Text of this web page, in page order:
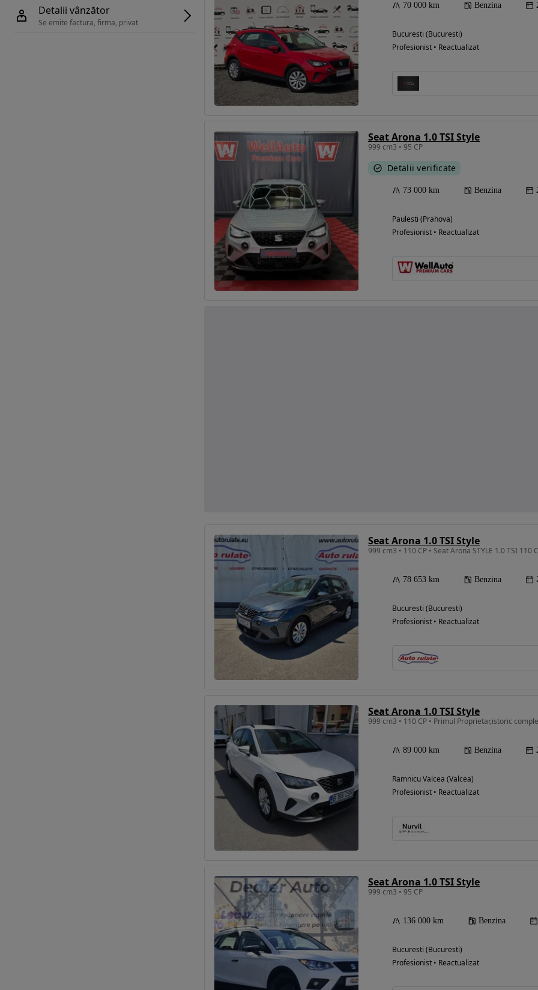
Detalii vânzător
Se emite factura, firma, privat
70 000 km Benzina
Bucuresti (Bucuresti)
Profesionist • Reactualizat
Seat Arona 1.0 TSI Style
999 cm3 • 95 CP
Detalii verificate
73 000 km Benzina
Paulesti (Prahova)
Profesionist • Reactualizat
Seat Arona 1.0 TSI Style
999 cm3 • 110 CP • Seat Arona STYLE 1.0 TSI
78 653 km Benzina
Bucuresti (Bucuresti)
Profesionist • Reactualizat
Seat Arona 1.0 TSI Style
999 cm3 • 110 CP • Primul Proprietar,istoric
89 000 km Benzina
Ramnicu Valcea (Valcea)
Profesionist • Reactualizat
Seat Arona 1.0 TSI Style
999 cm3 • 95 CP
136 000 km Benzina
Bucuresti (Bucuresti)
Profesionist • Reactualizat